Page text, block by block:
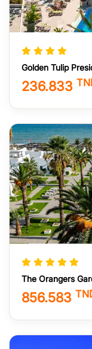
Golden Tulip
236.833
The Orangers
856.583